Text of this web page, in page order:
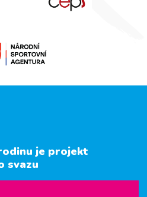
je projekt
svazu